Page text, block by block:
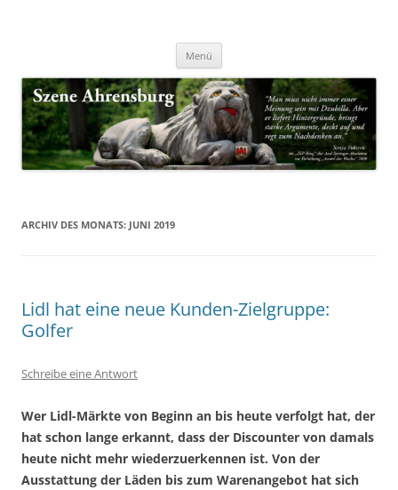
Szene Ahrensburg
Menü
ARCHIV DES MONATS: JUNI 2019
Lidl hat eine neue Kunden-Zielgruppe:
Golfer
Schreibe eine Antwort
Wer Lidl-Märkte von Beginn an bis heute verfolgt hat, der
hat schon lange erkannt, dass der Discounter von damals
heute nicht mehr wiederzuerkennen ist. Von der
Ausstattung der Läden bis zum Warenangebot hat sich